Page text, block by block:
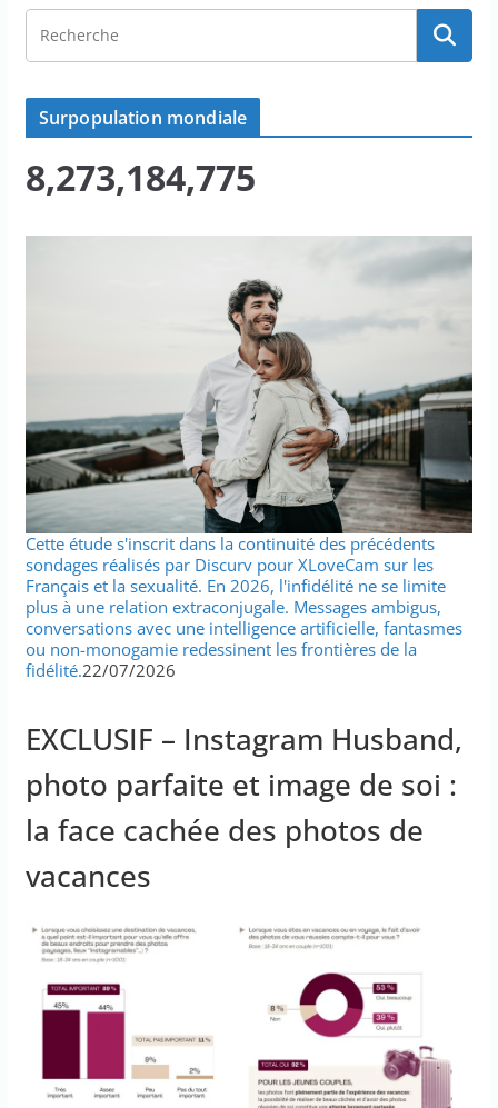
Surpopulation mondiale
8,273,184,778
Cette étude s'inscrit dans la continuité des précédents
sondages réalisés par Discurv pour XLoveCam sur les
Français et la sexualité. En 2026, l'infidélité ne se limite
plus à une relation extraconjugale. Messages ambigus,
conversations avec une intelligence artificielle, fantasmes
ou non-monogamie redessinent les frontières de la
fidélité.22/07/2026
EXCLUSIF – Instagram Husband,
photo parfaite et image de soi :
la face cachée des photos de
vacances